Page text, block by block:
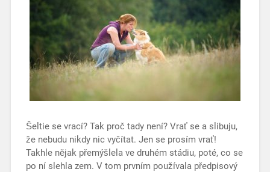
Šeltie se vrací? Tak proč tady není? Vrať se a slibuju,
že nebudu nikdy nic vyčítat. Jen se prosím vrať!
Takhle nějak přemýšlela ve druhém stádiu, poté, co se
po ní slehla zem. V tom prvním používala předpisový